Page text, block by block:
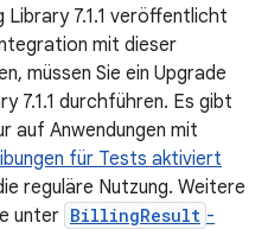
Library 7.1.1 veröffentlicht
mit dieser
müssen Sie ein Upgrade
7.1.1 durchführen. Es gibt
auf Anwendungen mit
für Tests aktiviert
reguläre Nutzung. Weitere
unter BillingResult -